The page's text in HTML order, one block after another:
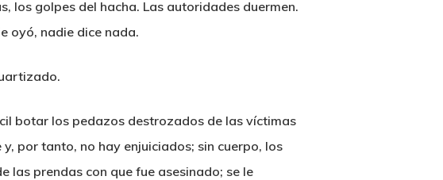
los golpes del hacha. Las autoridades duermen.
oyó, nadie dice nada.
botar los pedazos destrozados de las víctimas
por tanto, no hay enjuiciados; sin cuerpo, los
las prendas con que fue asesinado; se le